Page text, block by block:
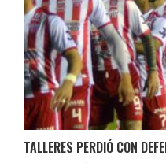
TALLERES PERDIÓ CON